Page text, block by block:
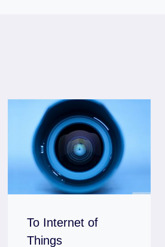
Το Internet of
Things